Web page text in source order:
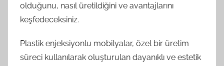
olduğunu, nasıl üretildiğini ve avantajlarını
keşfedeceksiniz.
Plastik enjeksiyonlu mobilyalar, özel bir üretim
süreci kullanılarak oluşturulan dayanıklı ve estetik